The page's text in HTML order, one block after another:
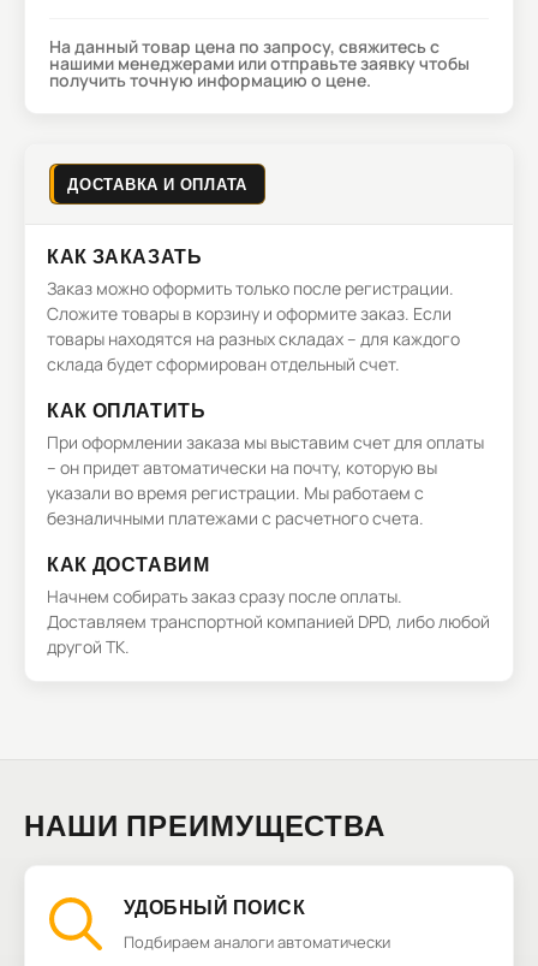
На данный товар цена по запросу, свяжитесь с
нашими менеджерами или отправьте заявку чтобы
получить точную информацию о цене.
ДОСТАВКА И ОПЛАТА
КАК ЗАКАЗАТЬ
Заказ можно оформить только после регистрации.
Сложите товары в корзину и оформите заказ. Если
товары находятся на разных складах – для каждого
склада будет сформирован отдельный счет.
КАК ОПЛАТИТЬ
При оформлении заказа мы выставим счет для оплаты
– он придет автоматически на почту, которую вы
указали во время регистрации. Мы работаем с
безналичными платежами с расчетного счета.
КАК ДОСТАВИМ
Начнем собирать заказ сразу после оплаты.
Доставляем транспортной компанией DPD, либо любой
другой ТК.
НАШИ ПРЕИМУЩЕСТВА
УДОБНЫЙ ПОИСК
Подбираем аналоги автоматически